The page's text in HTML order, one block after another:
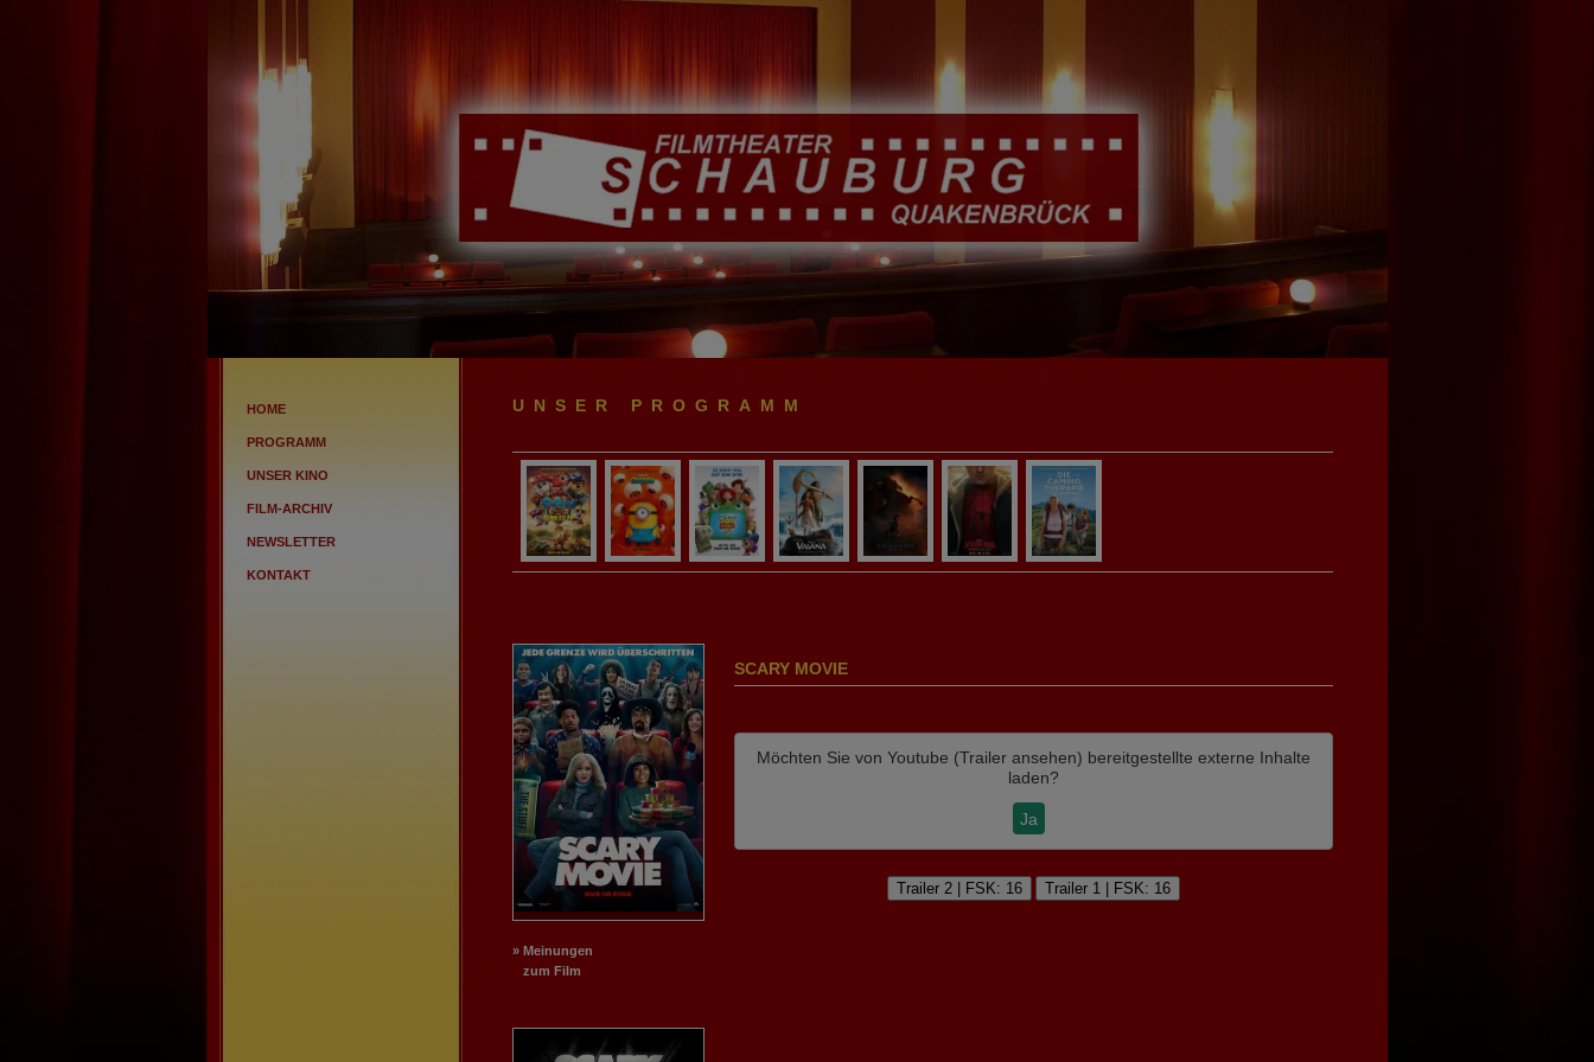
HOME
PROGRAMM
UNSER KINO
FILM-ARCHIV
NEWSLETTER
KONTAKT
UNSER PROGRAMM
» Meinungen
zum Film
SCARY MOVIE
Möchten Sie von Youtube (Trailer ansehen) bereitgestellte externe Inhalte
laden?
Ja
Trailer 2 | FSK: 16 Trailer 1 | FSK: 16